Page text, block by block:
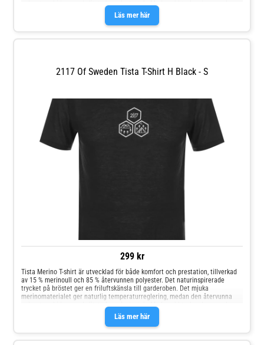
Läs mer här
och naturlig odörkontroll är tröjan idealisk för hög aktivitet. Den är dessutom
lättskött och behåller formen efter tvätt, vilket gör den till ett praktiskt val
för både vardag och äventyr. Lätt och mjukt merinotyg Tryck på bröstet
2117 Of Sweden Tista T-Shirt H Black - S
299 kr
Läs mer här
Tista Merino T-shirt är utvecklad för både komfort och prestation, tillverkad
av 15 % merinoull och 85 % återvunnen polyester. Det naturinspirerade
trycket på bröstet ger en friluftskänsla till garderoben. Det mjuka
merinomaterialet ger naturlig temperaturreglering, medan den återvunna
och naturlig odörkontroll är tröjan idealisk för hög aktivitet. Den är dessutom
lättskött och behåller formen efter tvätt, vilket gör den till ett praktiskt val
för både vardag och äventyr. Lätt och mjukt merinotyg Tryck på bröstet